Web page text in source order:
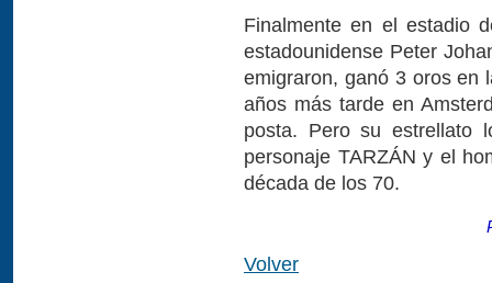
Finalmente en el estadio
estadounidense Peter
emigraron, ganó 3 oros en
años más tarde en
posta. Pero su estrellato
personaje TARZÁN y el
década de los 70.
Volver